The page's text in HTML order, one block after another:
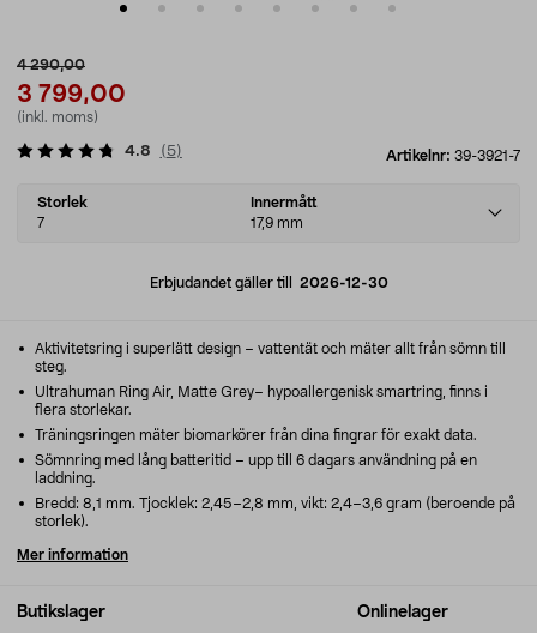
4 290,00
3 799,00
(inkl. moms)
Artikelnr: 39-3921-7
4.8 ( 5)
Select
variant
Storlek
7
Innermått
17,9 mm
Erbjudandet gäller till 2026-12-30
Butikslager Onlinelager
Aktivitetsring i superlätt design – vattentät och mäter allt från sömn till
steg.
Ultrahuman Ring Air, Matte Grey– hypoallergenisk smartring, finns i
flera storlekar.
Träningsringen mäter biomarkörer från dina fingrar för exakt data.
Sömnring med lång batteritid – upp till 6 dagars användning på en
laddning.
Bredd: 8,1 mm. Tjocklek: 2,45–2,8 mm, vikt: 2,4–3,6 gram (beroende på
storlek).
Mer information